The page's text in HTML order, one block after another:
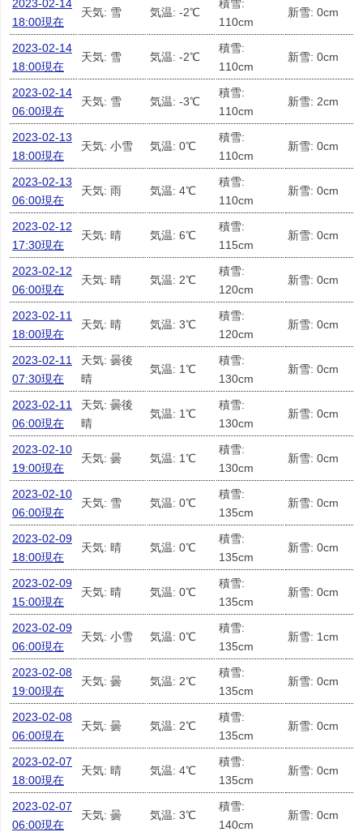
2023-02-14
18:00現在
天気: 雪 気温: -2℃
積雪:
110cm
新雪: 0cm
2023-02-14
18:00現在
天気: 雪 気温: -2℃
積雪:
110cm
新雪: 0cm
2023-02-14
06:00現在
天気: 雪 気温: -3℃
積雪:
110cm
新雪: 2cm
2023-02-13
18:00現在
天気: 小雪 気温: 0℃
積雪:
110cm
新雪: 0cm
2023-02-13
06:00現在
天気: 雨 気温: 4℃
積雪:
110cm
新雪: 0cm
2023-02-12
17:30現在
天気: 晴 気温: 6℃
積雪:
115cm
新雪: 0cm
2023-02-12
06:00現在
天気: 晴 気温: 2℃
積雪:
120cm
新雪: 0cm
2023-02-11
18:00現在
天気: 晴 気温: 3℃
積雪:
120cm
新雪: 0cm
2023-02-11
07:30現在
天気: 曇後
晴
気温: 1℃
積雪:
130cm
新雪: 0cm
2023-02-11
06:00現在
天気: 曇後
晴
気温: 1℃
積雪:
130cm
新雪: 0cm
2023-02-10
19:00現在
天気: 曇 気温: 1℃
積雪:
130cm
新雪: 0cm
2023-02-10
06:00現在
天気: 雪 気温: 0℃
積雪:
135cm
新雪: 0cm
2023-02-09
18:00現在
天気: 晴 気温: 0℃
積雪:
135cm
新雪: 0cm
2023-02-09
15:00現在
天気: 晴 気温: 0℃
積雪:
135cm
新雪: 0cm
2023-02-09
06:00現在
天気: 小雪 気温: 0℃
積雪:
135cm
新雪: 1cm
2023-02-08
19:00現在
天気: 曇 気温: 2℃
積雪:
135cm
新雪: 0cm
2023-02-08
06:00現在
天気: 曇 気温: 2℃
積雪:
135cm
新雪: 0cm
2023-02-07
18:00現在
天気: 晴 気温: 4℃
積雪:
135cm
新雪: 0cm
2023-02-07
06:00現在
天気: 曇 気温: 3℃
積雪:
140cm
新雪: 0cm